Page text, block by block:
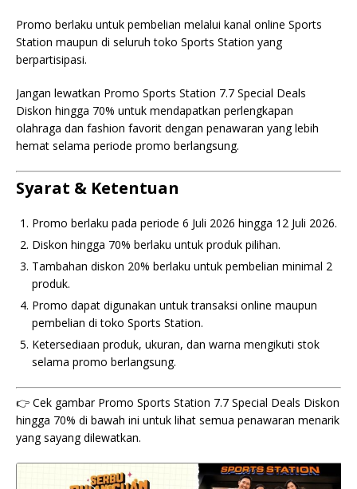
Promo berlaku untuk pembelian melalui kanal online Sports
Station maupun di seluruh toko Sports Station yang
berpartisipasi.
Jangan lewatkan Promo Sports Station 7.7 Special Deals
Diskon hingga 70% untuk mendapatkan perlengkapan
olahraga dan fashion favorit dengan penawaran yang lebih
hemat selama periode promo berlangsung.
Syarat & Ketentuan
Promo berlaku pada periode 6 Juli 2026 hingga 12 Juli 2026.
Diskon hingga 70% berlaku untuk produk pilihan.
Tambahan diskon 20% berlaku untuk pembelian minimal 2
produk.
Promo dapat digunakan untuk transaksi online maupun
pembelian di toko Sports Station.
Ketersediaan produk, ukuran, dan warna mengikuti stok
selama promo berlangsung.
👉 Cek gambar Promo Sports Station 7.7 Special Deals Diskon
hingga 70% di bawah ini untuk lihat semua penawaran menarik
yang sayang dilewatkan.